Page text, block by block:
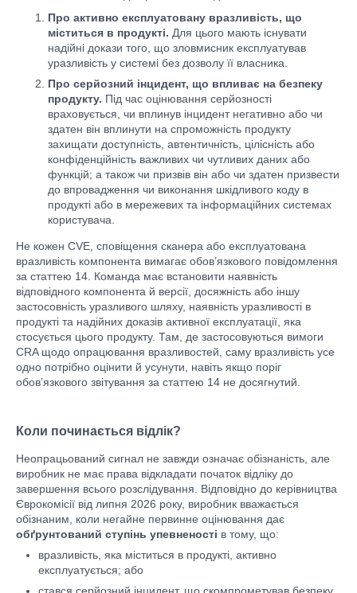
Про активно експлуатовану вразливість, що
міститься в продукті. Для цього мають існувати
надійні докази того, що зловмисник експлуатував
уразливість у системі без дозволу її власника.
Про серйозний інцидент, що впливає на безпеку
продукту. Під час оцінювання серйозності
враховується, чи вплинув інцидент негативно або чи
здатен він вплинути на спроможність продукту
захищати доступність, автентичність, цілісність або
конфіденційність важливих чи чутливих даних або
функцій; а також чи призвів він або чи здатен призвести
до впровадження чи виконання шкідливого коду в
продукті або в мережевих та інформаційних системах
користувача.
Не кожен CVE, сповіщення сканера або експлуатована
вразливість компонента вимагає обов’язкового повідомлення
за статтею 14. Команда має встановити наявність
відповідного компонента й версії, досяжність або іншу
застосовність уразливого шляху, наявність уразливості в
продукті та надійних доказів активної експлуатації, яка
стосується цього продукту. Там, де застосовуються вимоги
CRA щодо опрацювання вразливостей, саму вразливість усе
одно потрібно оцінити й усунути, навіть якщо поріг
обов’язкового звітування за статтею 14 не досягнутий.
Коли починається відлік?
Неопрацьований сигнал не завжди означає обізнаність, але
виробник не має права відкладати початок відліку до
завершення всього розслідування. Відповідно до керівництва
Єврокомісії від липня 2026 року, виробник вважається
обізнаним, коли негайне первинне оцінювання дає
обґрунтований ступінь упевненості в тому, що:
вразливість, яка міститься в продукті, активно
експлуатується; або